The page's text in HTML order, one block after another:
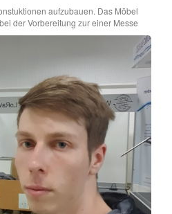
aufzubauen. Das Möbel
der Vorbereitung zur einer Messe